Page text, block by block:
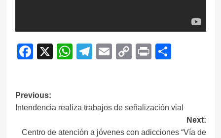
Facebook
X WhatsApp
Telegram
EmailCopy
Print
Navegación
de
entradas
Previous:
Intendencia realiza trabajos de señalización vial
Next:
Centro de atención a jóvenes con adicciones “Vía de